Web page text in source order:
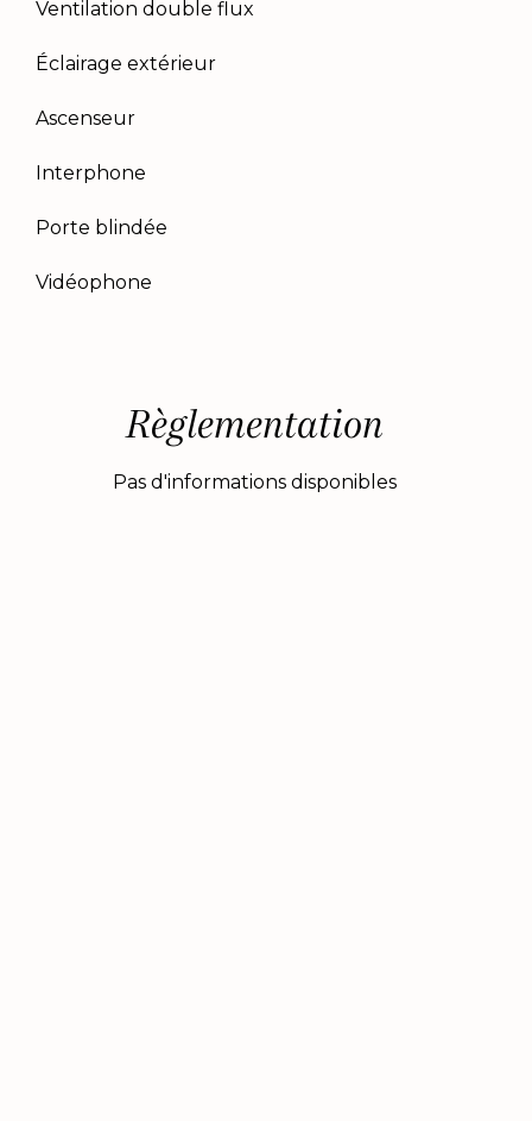
Ventilation double flux
Éclairage extérieur
Ascenseur
Interphone
Porte blindée
Vidéophone
Règlementation
Pas d'informations disponibles